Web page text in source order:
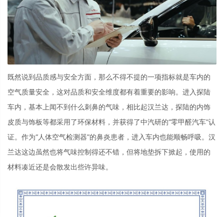
既然说到品质感与安全方面，那么不得不提的一项指标就是车内的
空气质量安全，这对品质和安全维度都有着重要的影响。进入探陆
车内，基本上闻不到什么刺鼻的气味，相比起汉兰达，探陆的内饰
皮质与饰板等都采用了环保材料，并获得了中汽研的“零甲醛汽车”认
证。作为“人体空气检测器”的鼻炎患者，进入车内也能顺畅呼吸。汉
兰达这边虽然也将气味控制得还不错，但将地垫拆下掀起，使用的
材料凑近还是会散发出些许异味。